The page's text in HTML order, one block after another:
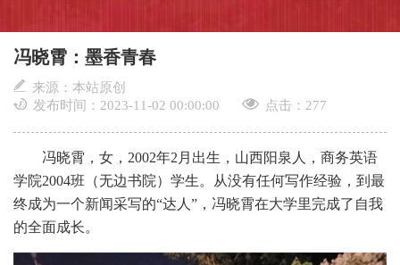
冯晓霄：墨香青春
来源：本站原创
发布时间：2023-11-02 00:00:00
点击： 277
冯晓霄，女，2002年2月出生，山西阳泉人，商务英语
学院2004班（无边书院）学生。从没有任何写作经验，到最
终成为一个新闻采写的“达人”，冯晓霄在大学里完成了自我
的全面成长。